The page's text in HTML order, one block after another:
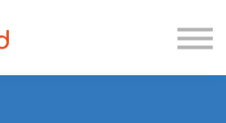
scolaires